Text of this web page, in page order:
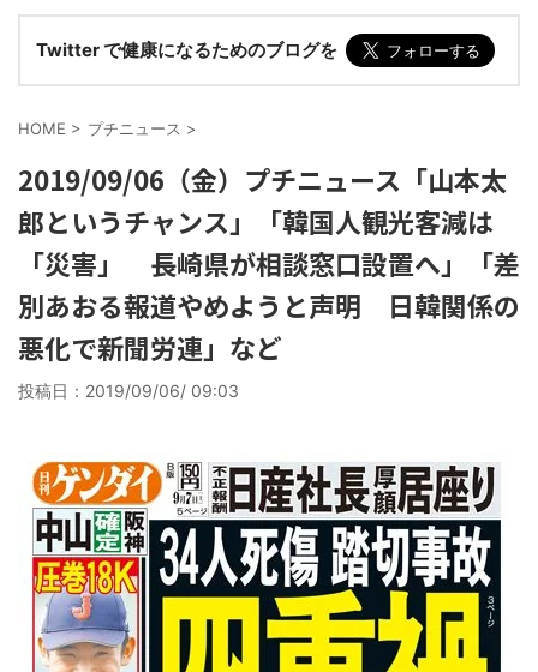
Twitter で健康になるためのブログを
HOME > プチニュース >
2019/09/06（金）プチニュース「山本太
郎というチャンス」「韓国人観光客減は
「災害」 長崎県が相談窓口設置へ」「差
別あおる報道やめようと声明 日韓関係の
悪化で新聞労連」など
投稿日： 2019/09/06/ 09:03